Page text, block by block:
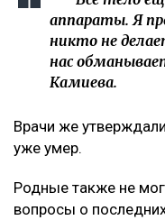
аппараты. Я
никто не
нас
Камиева.
Врачи же
уже умер.
Родные также не
вопросы о